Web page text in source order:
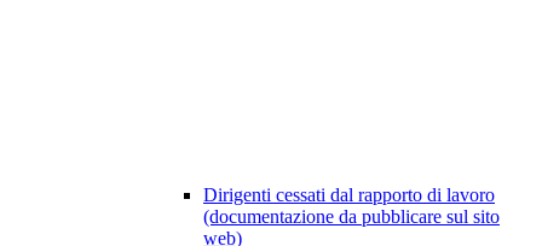
Dirigenti cessati dal rapporto di lavoro
(documentazione da pubblicare sul sito
web)